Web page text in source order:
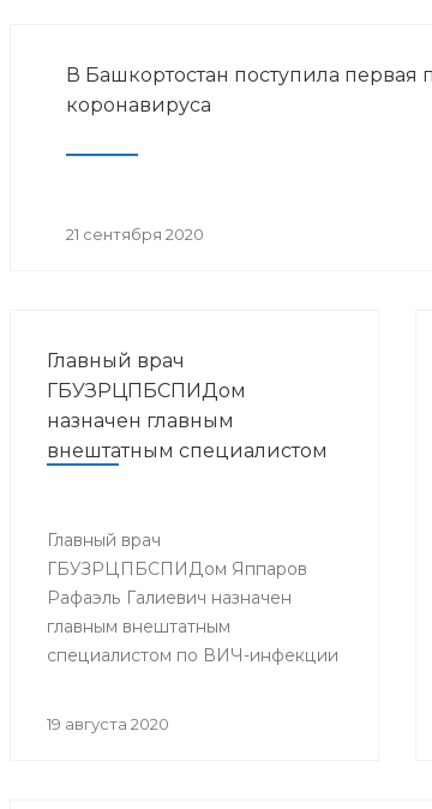
В Башкортостан поступила первая
коронавируса
21 сентября 2020
Главный врач
ГБУЗРЦПБСПИДом
назначен главным
внештатным специалистом
Главный врач
ГБУЗРЦПБСПИДом Яппаров
Рафаэль Галиевич назначен
главным внештатным
специалистом по ВИЧ-инфекции
19 августа 2020